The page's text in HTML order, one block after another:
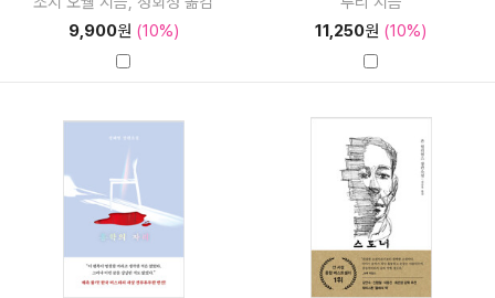
9,900원 (10%)
11,250원 (10%)